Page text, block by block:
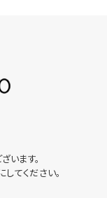
います。
てください。